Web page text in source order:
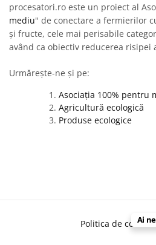
procesatori.ro este un proiect al
mediu" de conectare a fermierilor
și fructe, cele mai perisabile
având ca obiectiv reducerea risipei
Urmărește-ne și pe:
Asociația 100% pentru
Agricultură ecologică
Produse ecologice
Politica de Ai